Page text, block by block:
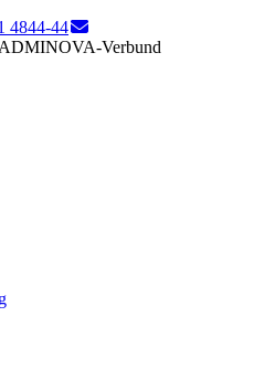
4844-44
Verbund